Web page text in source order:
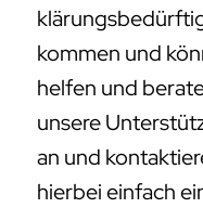
kommen und
helfen und
unsere
an und
hierbei einfach